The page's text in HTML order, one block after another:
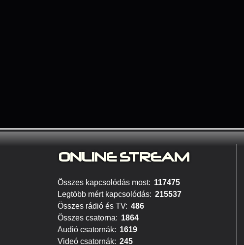
ONLINE STREAM
Összes kapcsolódás most: 117475
Legtöbb mért kapcsolódás: 215537
Összes rádió és TV: 486
Összes csatorna: 1864
Audió csatornák: 1619
Videó csatornák: 245